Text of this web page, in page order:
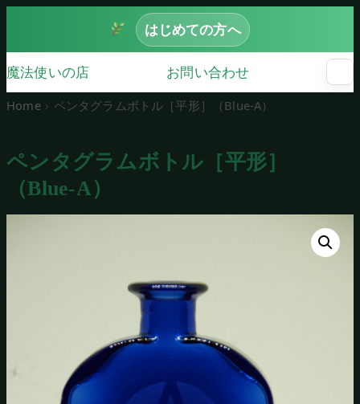
はじめての方へ
魔法使いの店 お問い合わせ
メ
Home ペンタグラムボトル［平形］（Blue‐A）
ペンタグラムボトル［平形］
（Blue‐A）